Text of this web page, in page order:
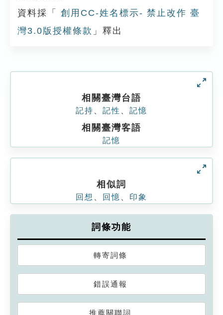
資料採「
創用CC-姓名標示- 禁止改作 臺
灣3.0版授權條款 」釋出
相關臺灣台語
記持 記性 記憶
相關臺灣客語
記憶
相似詞
回想 回憶 印象
詞條功能
轉寄詞條
錯誤通報
推薦關聯詞